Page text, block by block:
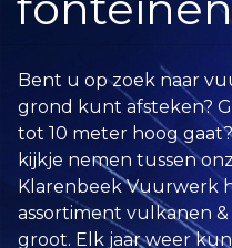
Bent u op zoek naar
grond kunt afsteken?
tot 10 meter hoog
kijkje nemen tussen
Klarenbeek Vuurwerk
assortiment vulkanen
groot. Elk jaar weer